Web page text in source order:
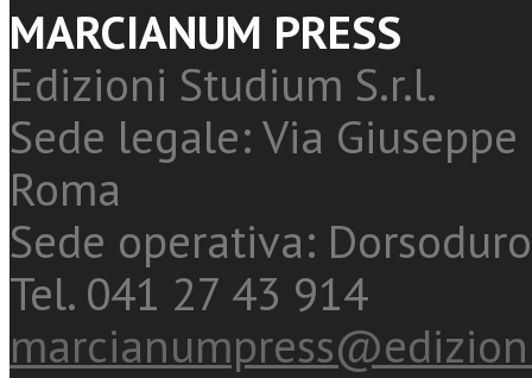
MARCIANUM PRESS
Edizioni Studium S.r.l.
Sede legale: Via
Roma
Sede operativa:
Tel. 041 27 43 914